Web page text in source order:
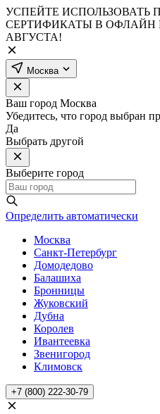
УСПЕЙТЕ ИСПОЛЬЗОВАТЬ
СЕРТИФИКАТЫ В ОФЛАЙН
АВГУСТА!
Москва
Ваш город Москва
Убедитесь, что город выбран
Да
Выбрать другой
Выберите город
Определить автоматически
Москва
Санкт-Петербург
Домодедово
Балашиха
Бронницы
Жуковский
Дубна
Королев
Ивантеевка
Звенигород
Климовск
+7 (800) 222-30-79